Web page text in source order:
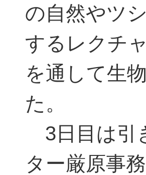
の自然やツ
するレクチ
を通して生
た。
3日目は引
ター厳原事